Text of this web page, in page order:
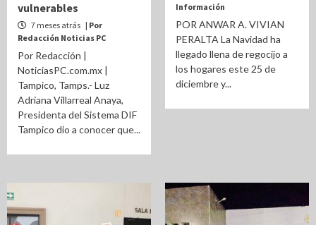
vulnerables
7 meses atrás | Por
Redacción Noticias PC
Por Redacción |
NoticiasPC.com.mx |
Tampico, Tamps.- Luz
Adriana Villarreal Anaya,
Presidenta del Sistema DIF
Tampico dio a conocer que...
Información
POR ANWAR A. VIVIAN
PERALTA La Navidad ha
llegado llena de regocijo a
los hogares este 25 de
diciembre y...